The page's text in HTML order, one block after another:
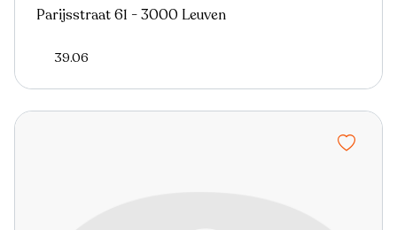
Parijsstraat 61 - 3000 Leuven
39.06